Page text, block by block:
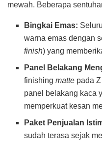
mewah. Beberapa
Bingkai Emas:
warna emas dengan
finish) yang
Panel Belakang
finishingmatte pada
panel belakang kaca
memperkuat kesan
Paket Penjualan
sudah terasa sejak